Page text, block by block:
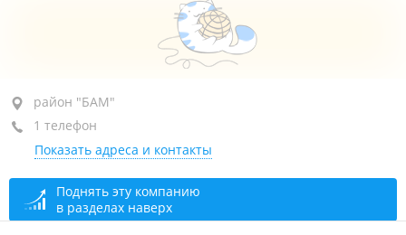
район "БАМ", ул. Днепровская, 29 стр. 25
+7 914 704-74-60
открыто: 09:00–18:00
район "БАМ"
1 телефон
Показать адреса и контакты
Поднять эту компанию
в разделах наверх